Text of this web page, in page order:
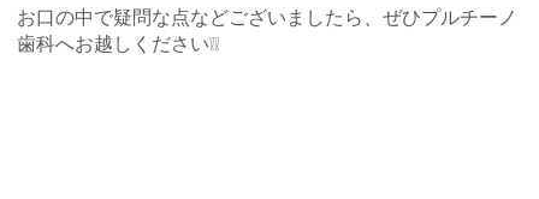
お口の中で疑問な点などございましたら、ぜひプルチーノ
歯科へお越しください❕❕